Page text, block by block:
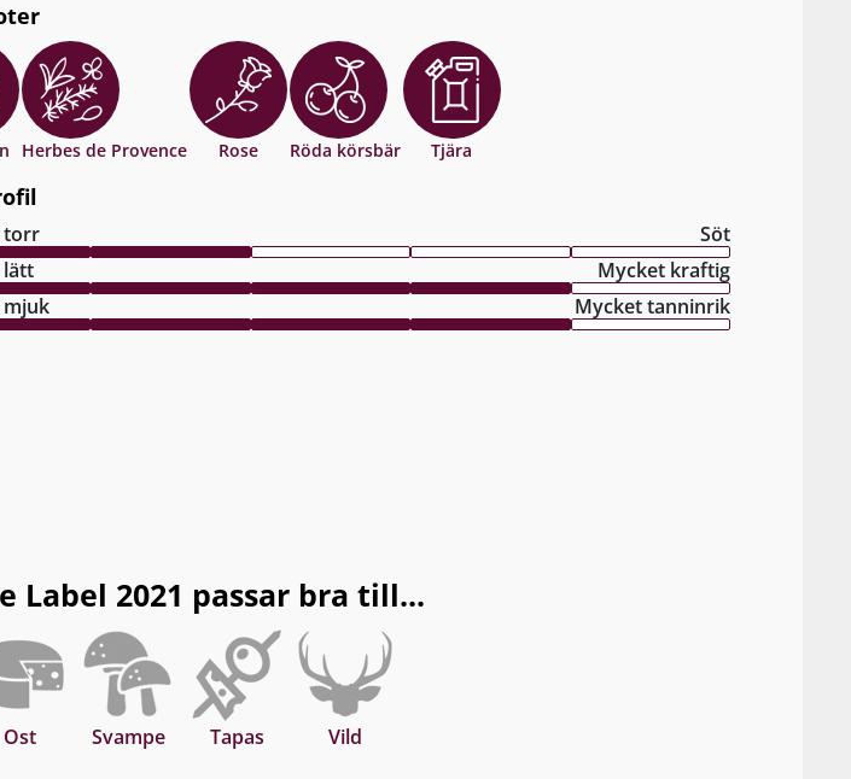
Herbes de Provence Rose Röda körsbär Tjära
torr
Söt
lätt
Mycket kraftig
Mycket tanninrik
Label 2021 passar bra till...
Ost Svampe Tapas Vild